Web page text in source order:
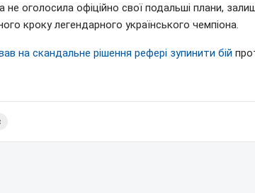
не оголосила офіційно свої подальші плани,
кроку легендарного українського чемпіона.
на скандальне рішення рефері зупинити бій